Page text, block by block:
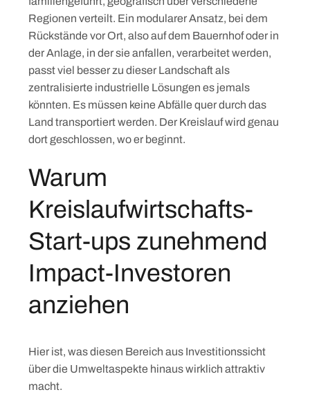
Regionen verteilt. Ein modularer Ansatz, bei dem
Rückstände vor Ort, also auf dem Bauernhof oder in
der Anlage, in der sie anfallen, verarbeitet werden,
passt viel besser zu dieser Landschaft als
zentralisierte industrielle Lösungen es jemals
könnten. Es müssen keine Abfälle quer durch das
Land transportiert werden. Der Kreislauf wird genau
dort geschlossen, wo er beginnt.
Warum
Kreislaufwirtschafts-
Start-ups zunehmend
Impact-Investoren
anziehen
Hier ist, was diesen Bereich aus Investitionssicht
über die Umweltaspekte hinaus wirklich attraktiv
macht.